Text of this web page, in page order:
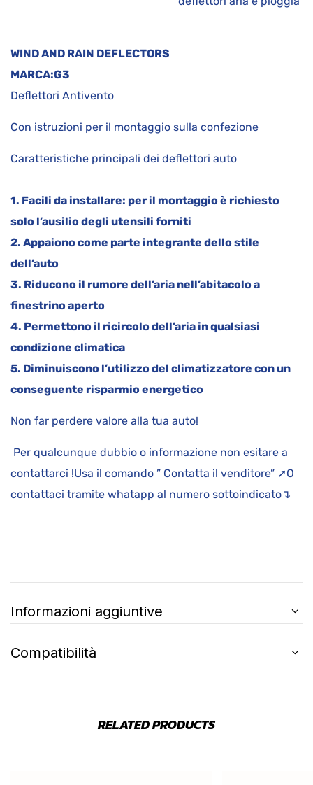
WIND AND RAIN DEFLECTORS
MARCA:G3
Deflettori Antivento
Con istruzioni per il montaggio sulla confezione
Caratteristiche principali dei deflettori auto
1. Facili da installare: per il montaggio è richiesto
solo l’ausilio degli utensili forniti
2. Appaiono come parte integrante dello stile
dell’auto
3. Riducono il rumore dell’aria nell’abitacolo a
finestrino aperto
4. Permettono il ricircolo dell’aria in qualsiasi
condizione climatica
5. Diminuiscono l’utilizzo del climatizzatore con un
conseguente risparmio energetico
Non far perdere valore alla tua auto!
Per qualcunque dubbio o informazione non esitare a
contattarci !Usa il comando ” Contatta il venditore” ➚O
contattaci tramite whatapp al numero sottoindicato↴
Informazioni aggiuntive
Compatibilità
RELATED PRODUCTS